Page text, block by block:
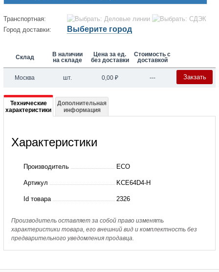
Транспортная:
Город доставки:
Выберите город
Склад
В наличии
на складе
Цена за ед.
без доставки
Стоимость с
доставкой
Москва шт. 0,00 ₽ --- Закзать
Подробная
информация
KCE64D4-
(70,0
56,0
кВт;
29/26
Технические
характеристики
Дополнительная
информация
Характеристики
Производитель ECO
Артикул KCE64D4-H
Id товара 2326
Производитель оставляет за собой право изменять
характеристики товара, его внешний вид и комплектность без
предварительного уведомления продавца.